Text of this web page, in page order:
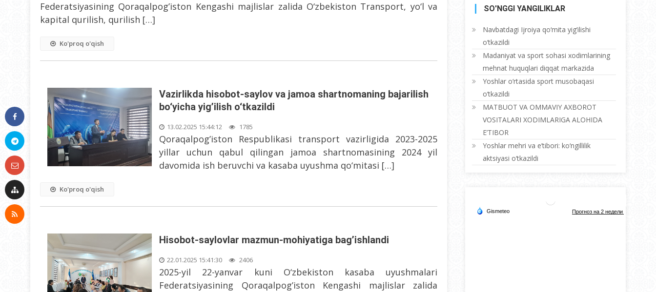
Federatsiyasining Qoraqalpog’iston Kengashi majlislar zalida O‘zbekiston Transport, yo‘l va
kapital qurilish, qurilish […]
Ko'proq o'qish
Vazirlikda hisobot-saylov va jamoa shartnomaning bajarilish
bo‘yicha yig’ilish o‘tkazildi
13.02.2025 15:44:12 1785
Qoraqalpog’iston Respublikasi transport vazirligida 2023-2025
yillar uchun qabul qilingan jamoa shartnomasining 2024 yil
davomida ish beruvchi va kasaba uyushma qo‘mitasi […]
Ko'proq o'qish
Hisobot-saylovlar mazmun-mohiyatiga bag’ishlandi
22.01.2025 15:41:30 2406
2025-yil 22-yanvar kuni O‘zbekiston kasaba uyushmalari
Federatsiyasining Qoraqalpog’iston Kengashi majlislar zalida
SO'NGGI YANGILIKLAR
Navbatdagi Ijroiya qo‘mita yig’ilishi
o‘tkazildi
Madaniyat va sport sohasi xodimlarining
mehnat huquqlari diqqat markazida
Yoshlar o‘rtasida sport musobaqasi
o‘tkazildi
MATBUOT VA OMMAVIY AXBOROT
VOSITALARI XODIMLARIGA ALOHIDA
E’TIBOR
Yoshlar mehri va e’tibori: ko‘ngillilik
aktsiyasi o‘tkazildi